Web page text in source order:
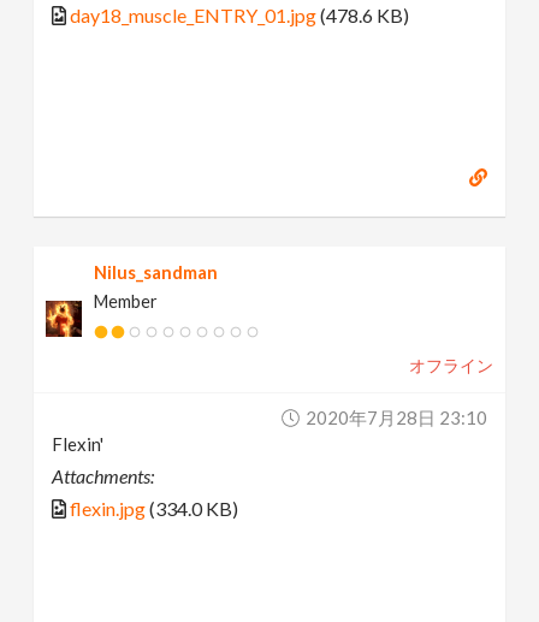
day18_muscle_ENTRY_01.jpg(478.6 KB)
Nilus_sandman
Member
オフライン
2020年7月28日 23:10
Flexin'
Attachments:
flexin.jpg(334.0 KB)